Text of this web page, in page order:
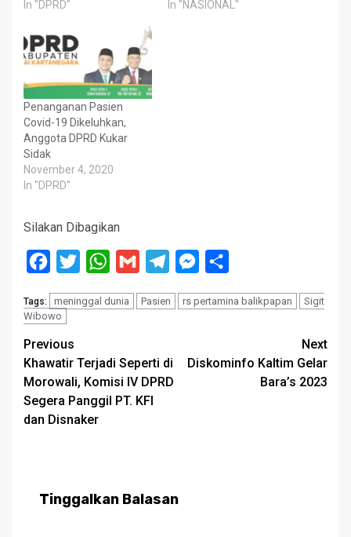
In "DPRD"
In "NASIONAL"
Penanganan Pasien
Covid-19 Dikeluhkan,
Anggota DPRD Kukar
Sidak
November 4, 2020
In "DPRD"
Silakan Dibagikan
Facebook
Twitter WhatsApp
Gmail TelegramMessenger
Tags: meninggal dunia Pasien rs pertamina balikpapan
Sigit
Wibowo
Post
navigation
Previous
Khawatir Terjadi Seperti di
Morowali, Komisi IV DPRD
Segera Panggil PT. KFI
dan Disnaker
Next
Diskominfo Kaltim Gelar
Bara’s 2023
Tinggalkan Balasan